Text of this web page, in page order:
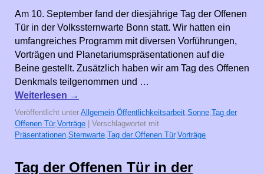
Am 10. September fand der diesjährige Tag der Offenen
Tür in der Volkssternwarte Bonn statt. Wir hatten ein
umfangreiches Programm mit diversen Vorführungen,
Vorträgen und Planetariumspräsentationen auf die
Beine gestellt. Zusätzlich haben wir am Tag des Offenen
Denkmals teilgenommen und …
Weiterlesen →
Veröffentlicht unter Allgemein,Öffentlichkeitsarbeit,Sonne,Tag der
Offenen Tür,Vorträge
Verschlagwortet mit
Präsentationen,Sternwarte,Tag der Offenen Tür,Vorträge
Tag der Offenen Tür in der